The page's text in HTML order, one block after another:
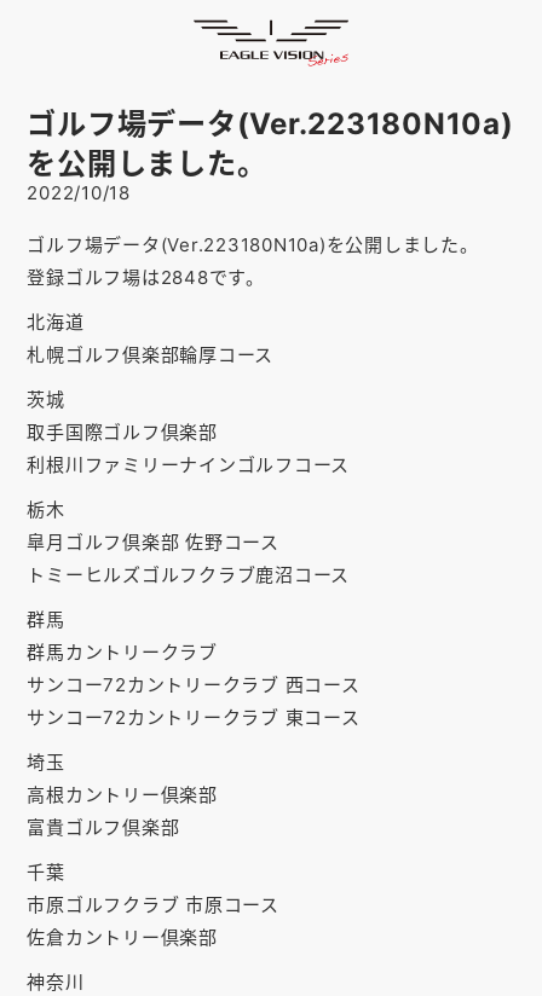
スマホアプリSMARTPHONE
ピンポジ君
対応コースCOURSE
取扱い店舗SHOP
サポート
お知らせ
会社概要
お問い合わせ
ゴルフ場の方へ
公式オンラインショップ
お知らせ
ゴルフ場データ(Ver.223180N10a)
を公開しました。
2022/10/18
ゴルフ場データ(Ver.223180N10a)を公開しました。
登録ゴルフ場は2848です。
北海道
札幌ゴルフ倶楽部輪厚コース
茨城
取手国際ゴルフ倶楽部
利根川ファミリーナインゴルフコース
栃木
皐月ゴルフ倶楽部 佐野コース
トミーヒルズゴルフクラブ鹿沼コース
群馬
群馬カントリークラブ
サンコー72カントリークラブ 西コース
サンコー72カントリークラブ 東コース
埼玉
高根カントリー倶楽部
富貴ゴルフ倶楽部
千葉
市原ゴルフクラブ 市原コース
佐倉カントリー倶楽部
神奈川